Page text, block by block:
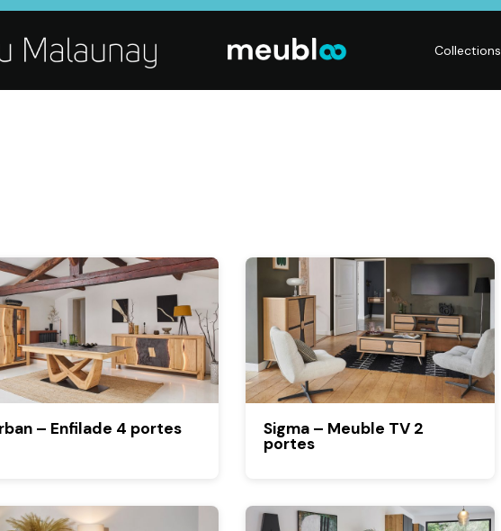
Collections
Armoires, Lits,
Chevets,
Commodes
Sommiers,
Literies
Linge de maison
maison, Objets
Luminaires,
Déco murales
– Enfilade 4 portes Sigma – Meuble TV 2
portes